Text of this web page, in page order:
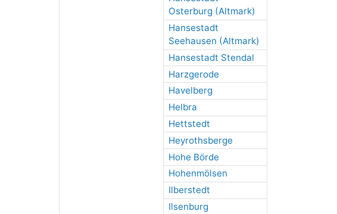
Osterburg (Altmark)
Hansestadt
Seehausen (Altmark)
Hansestadt Stendal
Harzgerode
Havelberg
Helbra
Hettstedt
Heyrothsberge
Hohe Börde
Hohenmölsen
Ilberstedt
Ilsenburg